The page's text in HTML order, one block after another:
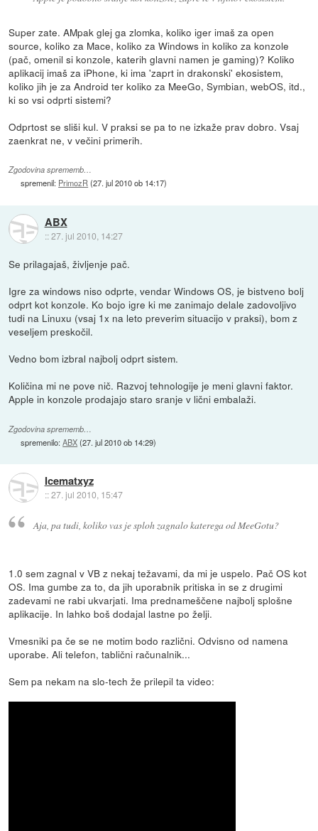
Super zate. AMpak glej ga zlomka, koliko iger imaš za open
source, koliko za Mace, koliko za Windows in koliko za konzole
(pač, omenil si konzole, katerih glavni namen je gaming)? Koliko
aplikacij imaš za iPhone, ki ima 'zaprt in drakonski' ekosistem,
koliko jih je za Android ter koliko za MeeGo, Symbian, webOS, itd.,
ki so vsi odprti sistemi?
Odprtost se sliši kul. V praksi se pa to ne izkaže prav dobro. Vsaj
zaenkrat ne, v večini primerih.
Zgodovina sprememb…
spremenil: PrimozR(27. jul 2010 ob 14:17)
ABX
::27. jul 2010, 14:27
Se prilagajaš, življenje pač.
Igre za windows niso odprte, vendar Windows OS, je bistveno bolj
odprt kot konzole. Ko bojo igre ki me zanimajo delale zadovoljivo
tudi na Linuxu (vsaj 1x na leto preverim situacijo v praksi), bom z
veseljem preskočil.
Vedno bom izbral najbolj odprt sistem.
Količina mi ne pove nič. Razvoj tehnologije je meni glavni faktor.
Apple in konzole prodajajo staro sranje v lični embalaži.
Zgodovina sprememb…
spremenilo:ABX(27. jul 2010 ob 14:29)
Icematxyz
::27. jul 2010, 15:47
Aja, pa tudi, koliko vas je sploh zagnalo katerega od MeeGotu?
1.0 sem zagnal v VB z nekaj težavami, da mi je uspelo. Pač OS kot
OS. Ima gumbe za to, da jih uporabnik pritiska in se z drugimi
zadevami ne rabi ukvarjati. Ima prednameščene najbolj splošne
aplikacije. In lahko boš dodajal lastne po želji.
Vmesniki pa če se ne motim bodo različni. Odvisno od namena
uporabe. Ali telefon, tablični računalnik...
Sem pa nekam na slo-tech že prilepil ta video: